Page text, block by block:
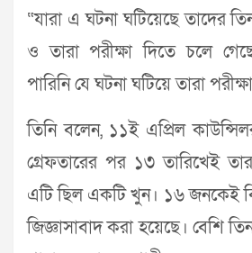
“যারা এ ঘটনা ঘটিয়েছে তাদের
ও তারা পরীক্ষা দিতে চলে
পারিনি যে ঘটনা ঘটিয়ে তারা
তিনি বলেন, ১১ই এপ্রিল
গ্রেফতারের পর ১৩ তারিখেই
এটি ছিল একটি খুন। ১৬ জনকেই
জিজ্ঞাসাবাদ করা হয়েছে। বেশি